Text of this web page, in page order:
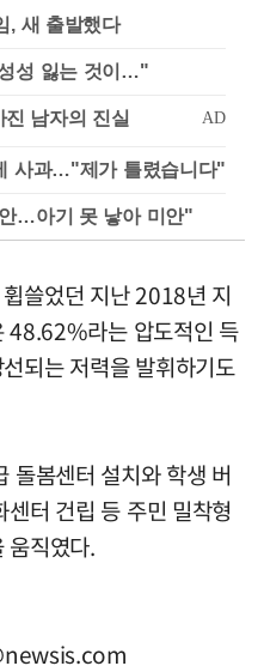
, 새 출발했다
성 잃는 것이…"
사과…"제가 틀렸습니다"
…아기 못 낳아 미안"
쓸었던 지난 2018년 지
48.62%라는 압도적인 득
되는 저력을 발휘하기도
돌봄센터 설치와 학생 버
터 건립 등 주민 밀착형
움직였다.